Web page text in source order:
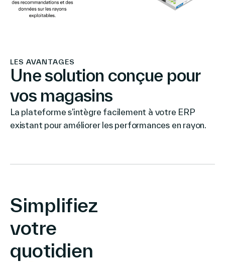
LES AVANTAGES
Une solution conçue pour
vos magasins
La plateforme s’intègre facilement à votre ERP
existant pour améliorer les performances en rayon.
Simplifiez
votre
quotidien